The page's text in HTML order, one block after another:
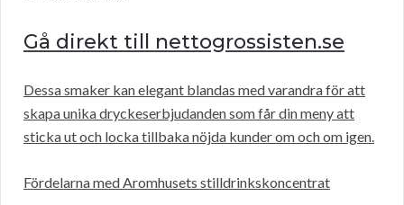
Gå direkt till nettogrossisten.se
Dessa smaker kan elegant blandas med varandra för att
skapa unika dryckeserbjudanden som får din meny att
sticka ut och locka tillbaka nöjda kunder om och om igen.
Fördelarna med Aromhusets stilldrinkskoncentrat